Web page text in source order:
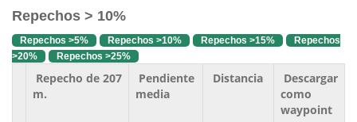
Repechos > 10%
Repechos >5% Repechos >10% Repechos >15%
Repechos
>20%
Repechos >25%
Repecho de 207
m.
Pendiente
media
Distancia
Descargar
como
waypoint